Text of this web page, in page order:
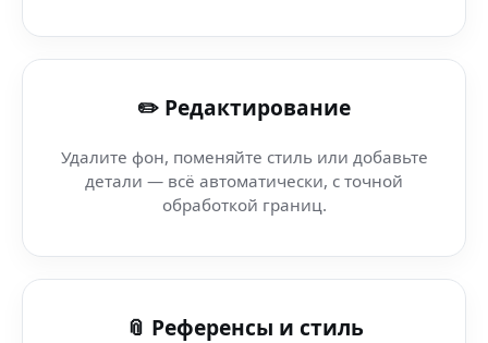
Генератор постеров — All-in-One AI — визуалы с
AI Art генератор — DeepFake Tools — нейросеть Nano
Промо видео — Banner Generator AI — визуалы нового
✏️ Редактирование
Удалите фон, поменяйте стиль или добавьте
детали — всё автоматически, с точной
обработкой границ.
📎 Референсы и стиль